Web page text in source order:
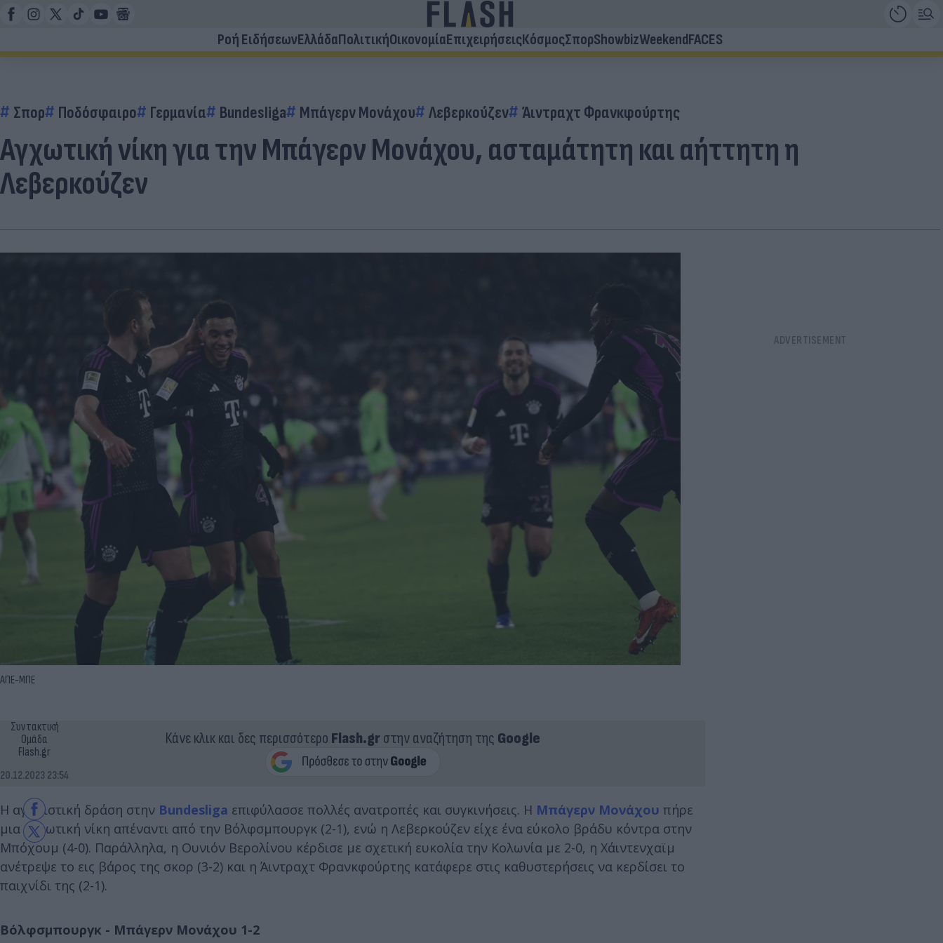
Ροή ΕιδήσεωνΕλλάδαΠολιτικήΟικονομίαΕπιχειρήσειςΚόσμοςΣπορShowbizWeekendFACES
Σπορ Ποδόσφαιρο Γερμανία Bundesliga Μπάγερν Μονάχου Λεβερκούζεν Άιντραχτ Φρανκφούρτης
Αγχωτική νίκη για την Μπάγερν Μονάχου, ασταμάτητη και αήττητη η
Λεβερκούζεν
ΑΠΕ-ΜΠΕ
Συντακτική
Ομάδα
Flash.gr
20.12.2023 23:54
Κάνε κλικ και δες περισσότερο Flash.grστην αναζήτηση της Google
Η αγωνιστική δράση στην Bundesliga επιφύλασσε πολλές ανατροπές και συγκινήσεις. Η Μπάγερν Μονάχου πήρε
μια αγχωτική νίκη απέναντι από την Βόλφσμπουργκ (2-1), ενώ η Λεβερκούζεν είχε ένα εύκολο βράδυ κόντρα στην
Μπόχουμ (4-0). Παράλληλα, η Ουνιόν Βερολίνου κέρδισε με σχετική ευκολία την Κολωνία με 2-0, η Χάιντενχαϊμ
ανέτρεψε το εις βάρος της σκορ (3-2) και η Άιντραχτ Φρανκφούρτης κατάφερε στις καθυστερήσεις να κερδίσει το
παιχνίδι της (2-1).
Βόλφσμπουργκ - Μπάγερν Μονάχου 1-2